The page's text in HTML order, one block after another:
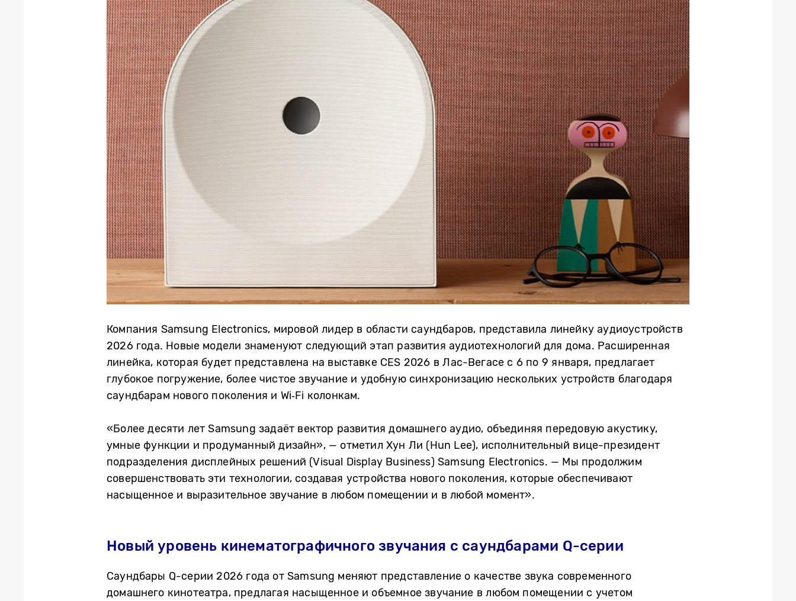
Компания Samsung Electronics, мировой лидер в области саундбаров, представила линейку аудиоустройств
2026 года. Новые модели знаменуют следующий этап развития аудиотехнологий для дома. Расширенная
линейка, которая будет представлена на выставке CES 2026 в Лас-Вегасе с 6 по 9 января, предлагает
глубокое погружение, более чистое звучание и удобную синхронизацию нескольких устройств благодаря
саундбарам нового поколения и Wi‑Fi колонкам.
«Более десяти лет Samsung задаёт вектор развития домашнего аудио, объединяя передовую акустику,
умные функции и продуманный дизайн», — отметилХун Ли (Hun Lee), исполнительный вице-президент
подразделения дисплейных решений (Visual Display Business) Samsung Electronics. — Мы продолжим
совершенствовать эти технологии, создавая устройства нового поколения, которые обеспечивают
насыщенное и выразительное звучание в любом помещении и в любой момент».
Новый уровень кинематографичного звучания с саундбарами Q-серии
Саундбары Q-серии 2026 года от Samsung меняют представление о качестве звука современного
домашнего кинотеатра, предлагая насыщенное и объемное звучание в любом помещении с учетом